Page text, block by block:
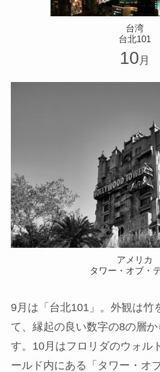
台湾
台北101
10 月
アメリカ
タワー・オブ・
9月は「台北101」。外観は竹
て、縁起の良い数字の8の層
す。10月はフロリダのウォル
ールド内にある「タワー・オ